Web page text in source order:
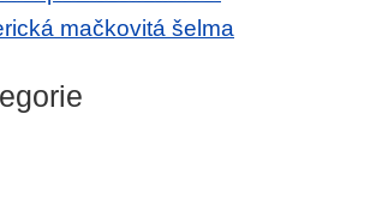
mačkovitá šelma